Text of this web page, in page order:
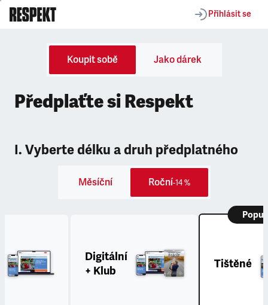
Přihlásit se
Koupit sobě Jako dárek
Předplaťte si Respekt
I. Vyberte délku a druh předplatného
Měsíční Roční-14 %
Digitální
+ Klub
Tištěné